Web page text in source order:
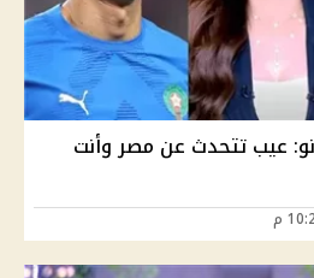
عيب تتحدث عن مصر وأنت